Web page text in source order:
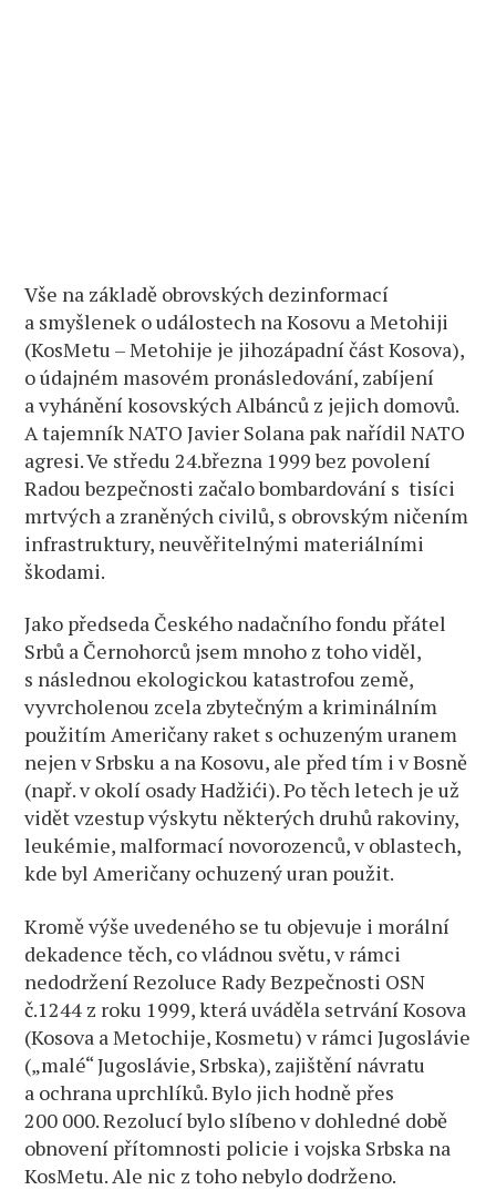
Vše na základě obrovských dezinformací
a smyšlenek o událostech na Kosovu a Metohiji
(KosMetu – Metohije je jihozápadní část Kosova),
o údajném masovém pronásledování, zabíjení
a vyhánění kosovských Albánců z jejich domovů.
A tajemník NATO Javier Solana pak nařídil NATO
agresi. Ve středu 24.března 1999 bez povolení
Radou bezpečnosti začalo bombardování s tisíci
mrtvých a zraněných civilů, s obrovským ničením
infrastruktury, neuvěřitelnými materiálními
škodami.
Jako předseda Českého nadačního fondu přátel
Srbů a Černohorců jsem mnoho z toho viděl,
s následnou ekologickou katastrofou země,
vyvrcholenou zcela zbytečným a kriminálním
použitím Američany raket s ochuzeným uranem
nejen v Srbsku a na Kosovu, ale před tím i v Bosně
(např. v okolí osady Hadžići). Po těch letech je už
vidět vzestup výskytu některých druhů rakoviny,
leukémie, malformací novorozenců, v oblastech,
kde byl Američany ochuzený uran použit.
Kromě výše uvedeného se tu objevuje i morální
dekadence těch, co vládnou světu, v rámci
nedodržení Rezoluce Rady Bezpečnosti OSN
č.1244 z roku 1999, která uváděla setrvání Kosova
(Kosova a Metochije, Kosmetu) v rámci Jugoslávie
(„malé“ Jugoslávie, Srbska), zajištění návratu
a ochrana uprchlíků. Bylo jich hodně přes
200 000. Rezolucí bylo slíbeno v dohledné době
obnovení přítomnosti policie i vojska Srbska na
KosMetu. Ale nic z toho nebylo dodrženo.